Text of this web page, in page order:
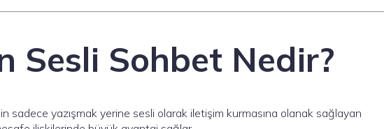
Sesli Sohbet Nedir?
sadece yazışmak yerine sesli olarak iletişim kurmasına olanak sağlayan